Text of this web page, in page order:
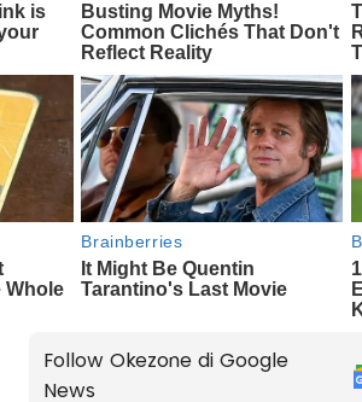
Follow Okezone di Google
News